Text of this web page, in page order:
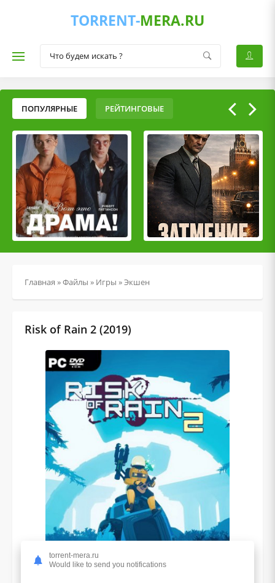
TORRENT-MERA.RU
ПОПУЛЯРНЫЕ РЕЙТИНГОВЫЕ
Главная »Файлы » Игры »Экшен
Risk of Rain 2 (2019)
torrent-mera.ru
Would like to send you notifications